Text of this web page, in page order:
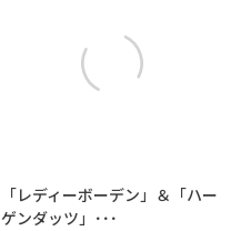
「レディーボーデン」＆「ハー
ゲンダッツ」･･･